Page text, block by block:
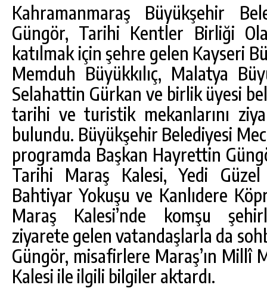
Kahramanmaraş Büyükşehir
Güngör, Tarihi Kentler Birliği
katılmak için şehre gelen Kayseri
Memduh Büyükkılıç, Malatya
Selahattin Gürkan ve birlik üyesi
tarihi ve turistik mekanlarını
bulundu. Büyükşehir Belediyesi
programda Başkan Hayrettin
Tarihi Maraş Kalesi, Yedi
Bahtiyar Yokuşu ve Kanlıdere
Maraş Kalesi’nde komşu
ziyarete gelen vatandaşlarla da
Güngör, misafirlere Maraş’ın Millî
Kalesi ile ilgili bilgiler aktardı.
GÜNLÜK HABER AKIŞI
GÖKSUN HAFIZLIK KIZ KUR’AN KURSU
ÖĞRENCILERINE DARENDE GEZISI.